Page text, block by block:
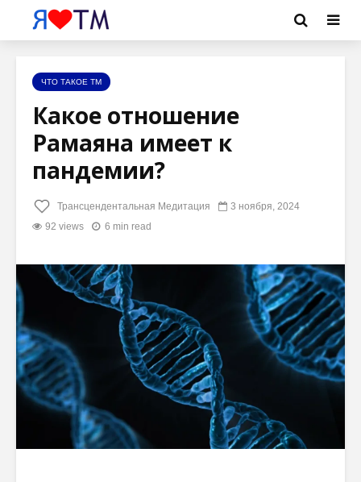
ЧТО ТАКОЕ ТМ
Какое отношение
Рамаяна имеет к
пандемии?
Трансцендентальная Медитация
3 ноября, 2024
92 views
6 min read